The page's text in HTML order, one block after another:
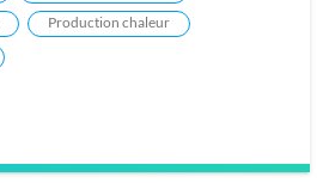
Production chaleur